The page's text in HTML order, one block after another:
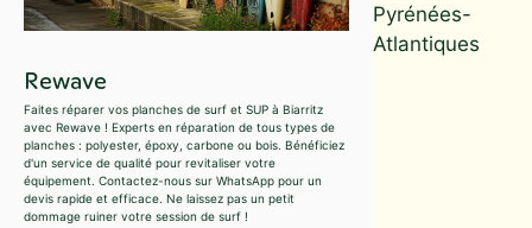
Rewave
Faites réparer vos planches de surf et SUP à Biarritz
avec Rewave ! Experts en réparation de tous types de
planches : polyester, époxy, carbone ou bois. Bénéficiez
d'un service de qualité pour revitaliser votre
équipement. Contactez-nous sur WhatsApp pour un
devis rapide et efficace. Ne laissez pas un petit
dommage ruiner votre session de surf !
Pyrénées-
Atlantiques